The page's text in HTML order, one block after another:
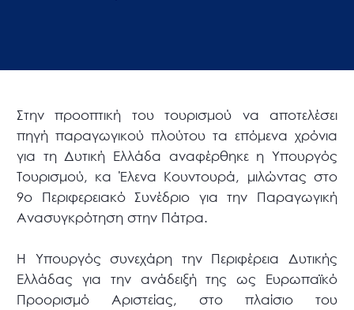
Στην προοπτική του τουρισμού να αποτελέσει
πηγή παραγωγικού πλούτου τα επόμενα χρόνια
για τη Δυτική Ελλάδα αναφέρθηκε η Υπουργός
Τουρισμού, κα Έλενα Κουντουρά, μιλώντας στο
9ο Περιφερειακό Συνέδριο για την Παραγωγική
Ανασυγκρότηση στην Πάτρα.
Η Υπουργός συνεχάρη την Περιφέρεια Δυτικής
Ελλάδας για την ανάδειξή της ως Ευρωπαϊκό
Προορισμό Αριστείας, στο πλαίσιο του